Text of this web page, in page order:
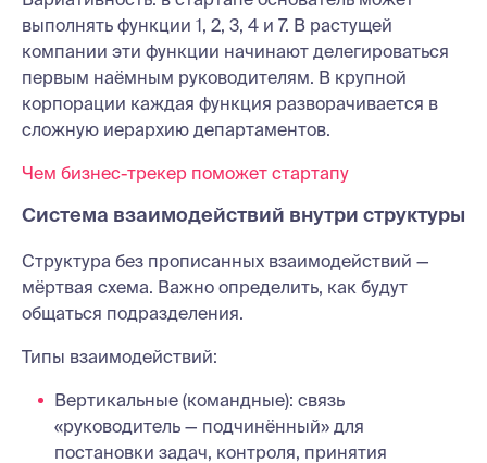
выполнять функции 1, 2, 3, 4 и 7. В растущей
компании эти функции начинают делегироваться
первым наёмным руководителям. В крупной
корпорации каждая функция разворачивается в
сложную иерархию департаментов.
Чем бизнес-трекер поможет стартапу
Система взаимодействий внутри структуры
Структура без прописанных взаимодействий —
мёртвая схема. Важно определить, как будут
общаться подразделения.
Типы взаимодействий:
Вертикальные (командные): связь
«руководитель — подчинённый» для
постановки задач, контроля, принятия